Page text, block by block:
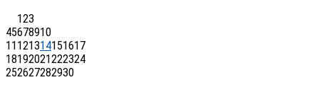
123
45678910
11 121314151617
18192021222324
252627282930